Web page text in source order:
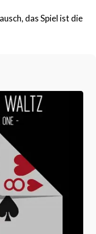
das Spiel ist die